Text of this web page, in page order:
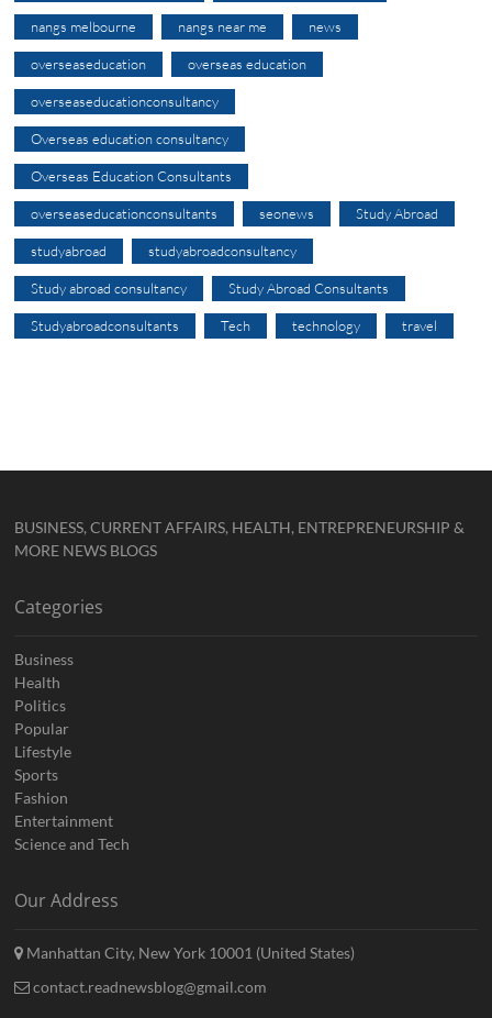
nangs melbourne nangs near me news
overseaseducation overseas education
overseaseducationconsultancy
Overseas education consultancy
Overseas Education Consultants
overseaseducationconsultants seonews Study Abroad
studyabroad studyabroadconsultancy
Study abroad consultancy Study Abroad Consultants
Studyabroadconsultants Tech technology travel
BUSINESS, CURRENT AFFAIRS, HEALTH, ENTREPRENEURSHIP &
MORE NEWS BLOGS
Categories
Business
Health
Politics
Popular
Lifestyle
Sports
Fashion
Entertainment
Science and Tech
Our Address
Manhattan City, New York 10001 (United States)
contact.readnewsblog@gmail.com